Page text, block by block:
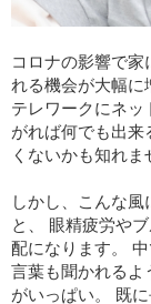
コロナの影響で
れる機会が大幅に
テレワークにネ
がれば何でも出来
くないかも知れま
しかし、こんな
と、 眼精疲労や
配になります。 中
言葉も聞かれるよ
がいっぱい。 既